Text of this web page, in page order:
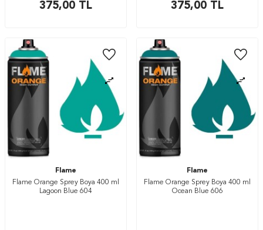
375,00 TL 375,00 TL
Flame
Flame Orange Sprey Boya 400 ml
Lagoon Blue 604
Flame
Flame Orange Sprey Boya 400 ml
Ocean Blue 606